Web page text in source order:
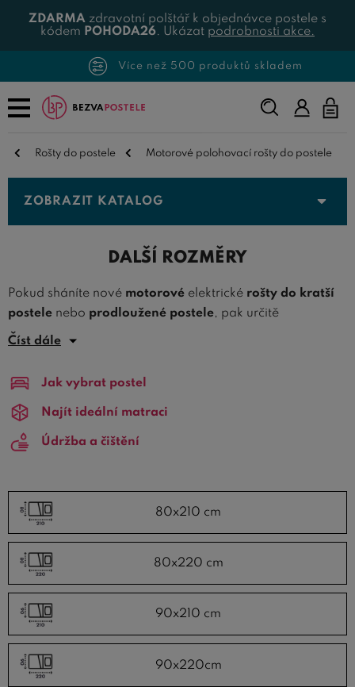
ZDARMA zdravotní polštář k objednávce postele s
kódem POHODA26. Ukázat podrobnosti akce.
Více než 500 produktů skladem
Napište,
co
Rošty do postele Motorové polohovací rošty do postele
ZOBRAZIT KATALOG
DALŠÍ ROZMĚRY
Pokud sháníte nové motorové elektrické rošty do kratší
postele nebo prodloužené postele, pak určitě
nepřehlédněte toto oddělení. Nabízíme zde další rozměry
nabídce můžete vybírat
190 a 195 cm, nebo naopak
na 210 nebo 220 cm.
Číst dále
Jak vybrat postel
Najít ideální matraci
Údržba a čištění
80x210 cm
80x220 cm
90x210 cm
90x220cm